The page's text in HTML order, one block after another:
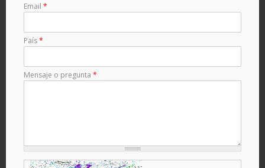
Email *
País*
Mensaje o pregunta *